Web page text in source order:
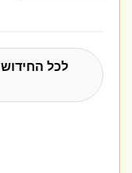
לכל